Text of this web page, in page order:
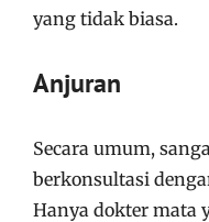
yang tidak biasa.
Anjuran
Secara umum,
berkonsultasi
Hanya dokter mata